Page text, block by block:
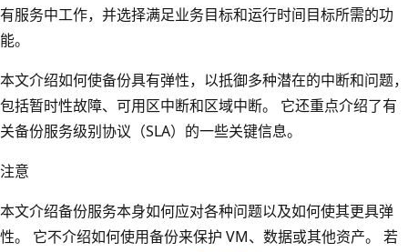
有服务中工作，并选择满足业务目标和运行时间目标所需的功
能。
本文介绍如何使备份具有弹性，以抵御多种潜在的中断和问题，
包括暂时性故障、可用区中断和区域中断。 它还重点介绍了有
关备份服务级别协议（SLA）的一些关键信息。
注意
本文介绍备份服务本身如何应对各种问题以及如何使其更具弹
性。 它不介绍如何使用备份来保护 VM、数据或其他资产。 若